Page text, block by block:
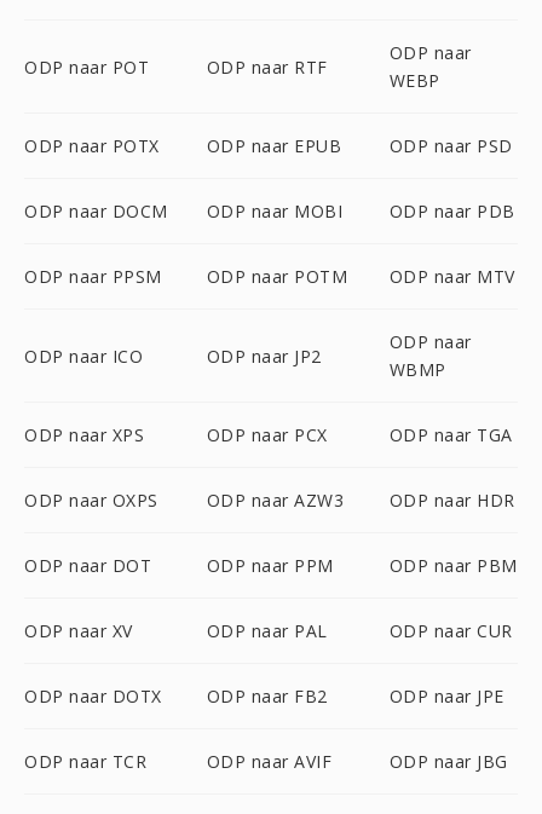
ODP naar POT ODP naar RTF
ODP naar
WEBP
ODP naar POTX ODP naar EPUB ODP naar PSD
ODP naar DOCM ODP naar MOBI ODP naar PDB
ODP naar PPSM ODP naar POTM ODP naar MTV
ODP naar ICO ODP naar JP2
ODP naar
WBMP
ODP naar XPS ODP naar PCX ODP naar TGA
ODP naar OXPS ODP naar AZW3 ODP naar HDR
ODP naar DOT ODP naar PPM ODP naar PBM
ODP naar XV ODP naar PAL ODP naar CUR
ODP naar DOTX ODP naar FB2 ODP naar JPE
ODP naar TCR ODP naar AVIF ODP naar JBG